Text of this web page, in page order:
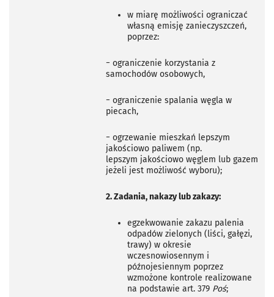
w miarę możliwości ograniczać
własną emisję zanieczyszczeń,
poprzez:
− ograniczenie korzystania z
samochodów osobowych,
− ograniczenie spalania węgla w
piecach,
− ogrzewanie mieszkań lepszym
jakościowo paliwem (np.
lepszym jakościowo węglem lub gazem
jeżeli jest możliwość wyboru);
2. Zadania, nakazy lub zakazy:
egzekwowanie zakazu palenia
odpadów zielonych (liści, gałęzi,
trawy) w okresie
wczesnowiosennym i
późnojesiennym poprzez
wzmożone kontrole realizowane
na podstawie art. 379 Poś;